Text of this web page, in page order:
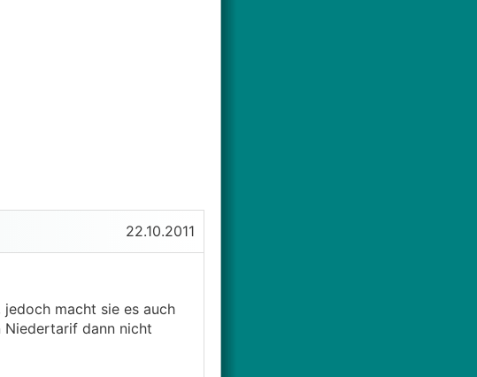
22.10.2011
macht sie es auch
Niedertarif dann nicht